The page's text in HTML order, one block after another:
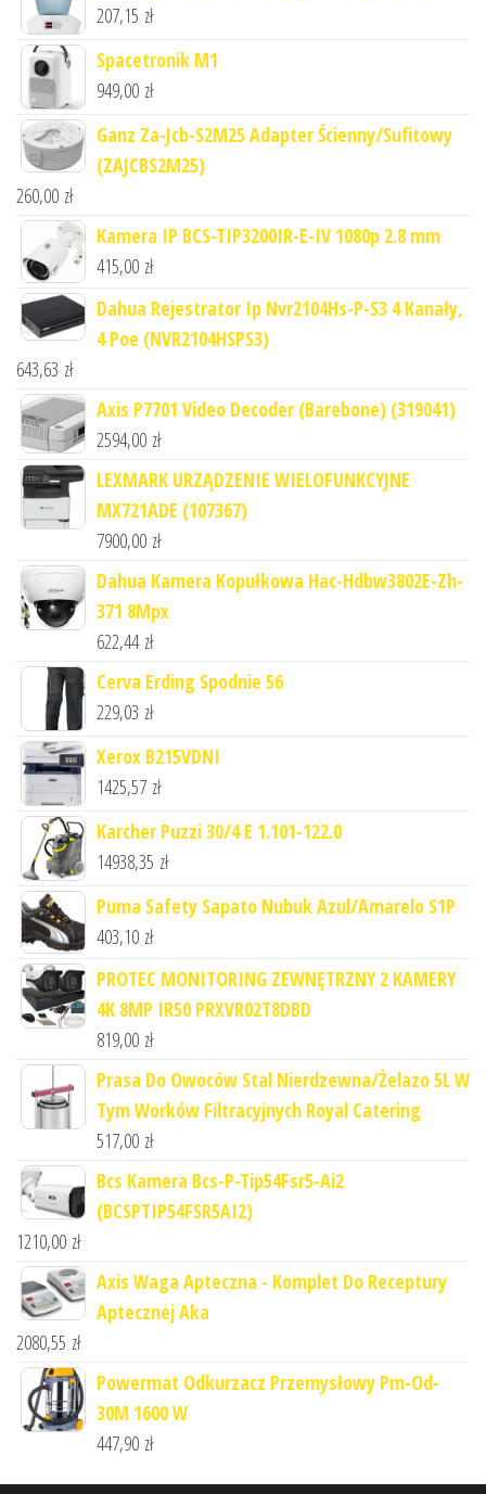
207,15 zł
Spacetronik M1
949,00 zł
Ganz Za-Jcb-S2M25 Adapter Ścienny/Sufitowy
(ZAJCBS2M25)
260,00 zł
Kamera IP BCS-TIP3200IR-E-IV 1080p 2.8 mm
415,00 zł
Dahua Rejestrator Ip Nvr2104Hs-P-S3 4 Kanały,
4 Poe (NVR2104HSPS3)
643,63 zł
Axis P7701 Video Decoder (Barebone) (319041)
2594,00 zł
LEXMARK URZĄDZENIE WIELOFUNKCYJNE
MX721ADE (107367)
7900,00 zł
Dahua Kamera Kopułkowa Hac-Hdbw3802E-Zh-
371 8Mpx
622,44 zł
Cerva Erding Spodnie 56
229,03 zł
Xerox B215VDNI
1425,57 zł
Karcher Puzzi 30/4 E 1.101-122.0
14938,35 zł
Puma Safety Sapato Nubuk Azul/Amarelo S1P
403,10 zł
PROTEC MONITORING ZEWNĘTRZNY 2 KAMERY
4K 8MP IR50 PRXVR02T8DBD
819,00 zł
Prasa Do Owoców Stal Nierdzewna/Żelazo 5L W
Tym Worków Filtracyjnych Royal Catering
517,00 zł
Bcs Kamera Bcs-P-Tip54Fsr5-Ai2
(BCSPTIP54FSR5AI2)
1210,00 zł
Axis Waga Apteczna - Komplet Do Receptury
Aptecznej Aka
2080,55 zł
Powermat Odkurzacz Przemysłowy Pm-Od-
30M 1600 W
447,90 zł